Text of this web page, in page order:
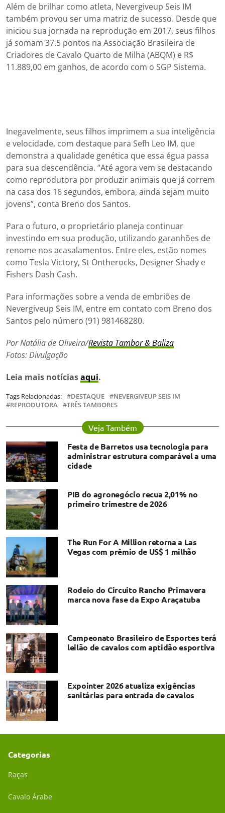
Além de brilhar como atleta, Nevergiveup Seis IM
também provou ser uma matriz de sucesso. Desde que
iniciou sua jornada na reprodução em 2017, seus filhos
já somam 37.5 pontos na Associação Brasileira de
Criadores de Cavalo Quarto de Milha (ABQM) e R$
11.889,00 em ganhos, de acordo com o SGP Sistema.
Inegavelmente, seus filhos imprimem a sua inteligência
e velocidade, com destaque para Sefh Leo IM, que
demonstra a qualidade genética que essa égua passa
para sua descendência. “Até agora vem se destacando
como reprodutora por produzir animais que já correm
na casa dos 16 segundos, embora, ainda sejam muito
jovens”, conta Breno dos Santos.
Para o futuro, o proprietário planeja continuar
investindo em sua produção, utilizando garanhões de
renome nos acasalamentos. Entre eles, estão nomes
como Tesla Victory, St Ontherocks, Designer Shady e
Fishers Dash Cash.
Para informações sobre a venda de embriões de
Nevergiveup Seis IM, entre em contato com Breno dos
Santos pelo número (91) 981468280.
Por Natália de Oliveira/Revista Tambor & Baliza
Fotos: Divulgação
Leia mais notíciasaqui.
Tags Relacionadas: DESTAQUE
NEVERGIVEUP SEIS IM
REPRODUTORA
TRÊS TAMBORES
Veja Também
Festa de Barretos usa tecnologia para
administrar estrutura comparável a uma
cidade
PIB do agronegócio recua 2,01% no
primeiro trimestre de 2026
The Run For A Million retorna a Las
Vegas com prêmio de US$ 1 milhão
Rodeio do Circuito Rancho Primavera
marca nova fase da Expo Araçatuba
Campeonato Brasileiro de Esportes terá
leilão de cavalos com aptidão esportiva
Expointer 2026 atualiza exigências
sanitárias para entrada de cavalos
Categorias
Raças
Cavalo Árabe